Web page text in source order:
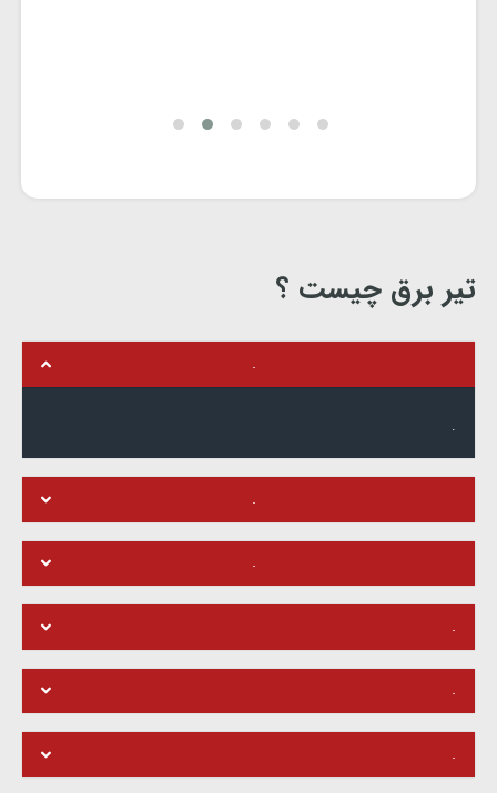
تیر برق چیست ؟
.
.
.
.
.
.
.